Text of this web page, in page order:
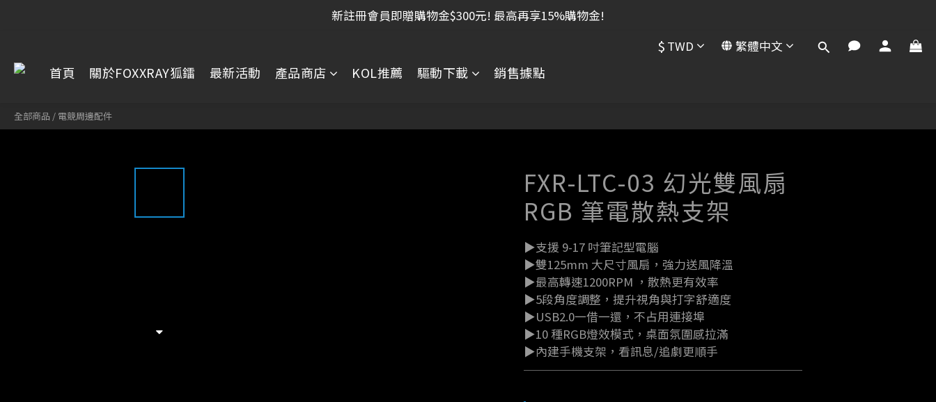
新註冊會員即贈購物金$300元! 最高再享15%購物金!
$ TWD 繁體中文
首頁 關於FOXXRAY狐鐳 最新活動 產品商店 KOL推薦 驅動下載 銷售據點
全部商品 / 電競周邊配件
FXR-LTC-03 幻光雙風扇
RGB 筆電散熱支架
▶支援 9-17 吋筆記型電腦
▶雙125mm 大尺寸風扇，強力送風降溫
▶最高轉速1200RPM ，散熱更有效率
▶5段角度調整，提升視角與打字舒適度
▶USB2.0一借一還，不占用連接埠
▶10 種RGB燈效模式，桌面氛圍感拉滿
▶內建手機支架，看訊息/追劇更順手
立即購買